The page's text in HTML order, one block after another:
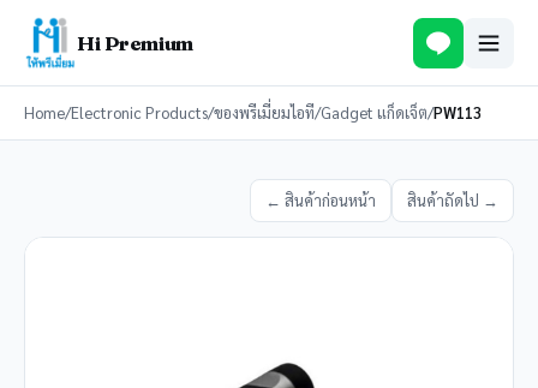
Hi Premium
Home/Electronic Products/ของพรีเมี่ยมไอที/Gadget แก็ดเจ็ต/PW113
← สินค้าก่อนหน้า สินค้าถัดไป →